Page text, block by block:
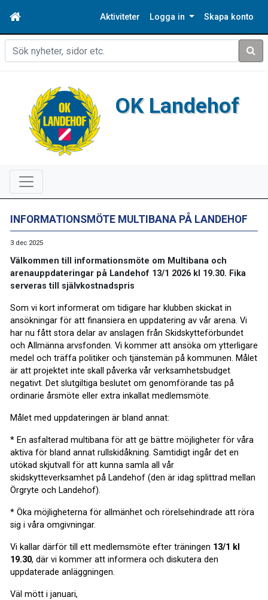
Aktiviteter Logga in Skapa konto
Sök
OK Landehof
INFORMATIONSMÖTE MULTIBANA PÅ LANDEHOF
3 dec 2025
Välkommen till informationsmöte om Multibana och
arenauppdateringar på Landehof 13/1 2026 kl 19.30. Fika
serveras till självkostnadspris
Som vi kort informerat om tidigare har klubben skickat in
ansökningar för att finansiera en uppdatering av vår arena. Vi
har nu fått stora delar av anslagen från Skidskytteförbundet
och Allmänna arvsfonden. Vi kommer att ansöka om ytterligare
medel och träffa politiker och tjänstemän på kommunen. Målet
är att projektet inte skall påverka vår verksamhetsbudget
negativt. Det slutgiltiga beslutet om genomförande tas på
ordinarie årsmöte eller extra inkallat medlemsmöte.
Målet med uppdateringen är bland annat:
* En asfalterad multibana för att ge bättre möjligheter för våra
aktiva för bland annat rullskidåkning. Samtidigt ingår det en
utökad skjutvall för att kunna samla all vår
skidskytteverksamhet på Landehof (den är idag splittrad mellan
Örgryte och Landehof).
* Öka möjligheterna för allmänhet och rörelsehindrade att röra
sig i våra omgivningar.
Vi kallar därför till ett medlemsmöte efter träningen 13/1 kl
19.30, där vi kommer att informera och diskutera den
uppdaterade anläggningen.
Väl mött i januari,